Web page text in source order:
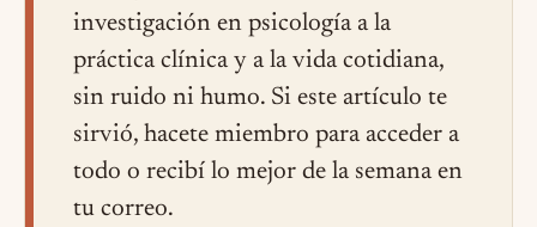
investigación en psicología a la
práctica clínica y a la vida cotidiana,
sin ruido ni humo. Si este artículo te
sirvió, hacete miembro para acceder a
todo o recibí lo mejor de la semana en
tu correo.